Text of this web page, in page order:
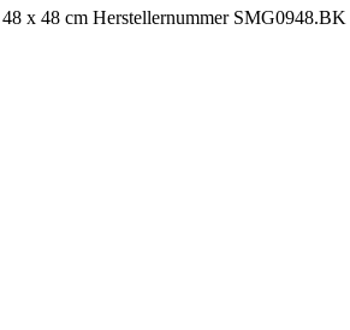
x 48 cm Herstellernummer SMG0948.BK